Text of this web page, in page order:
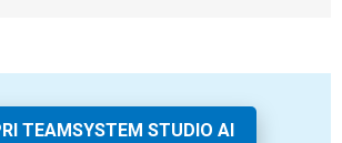
TEAMSYSTEM STUDIO AI